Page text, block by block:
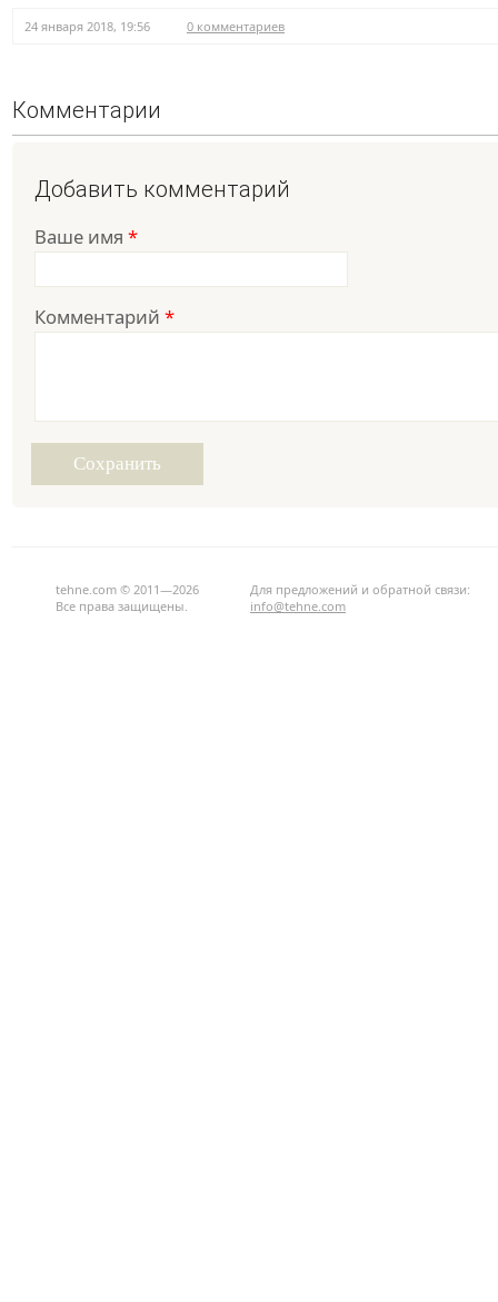
24 января 2018, 19:56 0 комментариев
Комментарии
Добавить комментарий
Ваше имя *
Комментарий *
tehne.com © 2011—2026
Все права защищены.
Для предложений и обратной связи:
info@tehne.com